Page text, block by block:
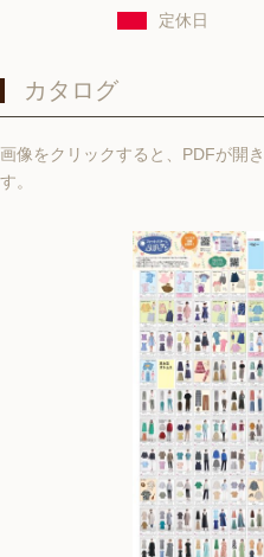
定休日
カタログ
画像をクリックすると、PDFが開
す。